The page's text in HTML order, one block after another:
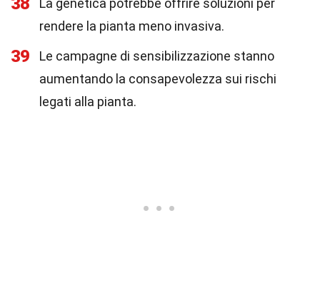
La genetica potrebbe offrire soluzioni per
rendere la pianta meno invasiva.
39
Le campagne di sensibilizzazione stanno
aumentando la consapevolezza sui rischi
legati alla pianta.